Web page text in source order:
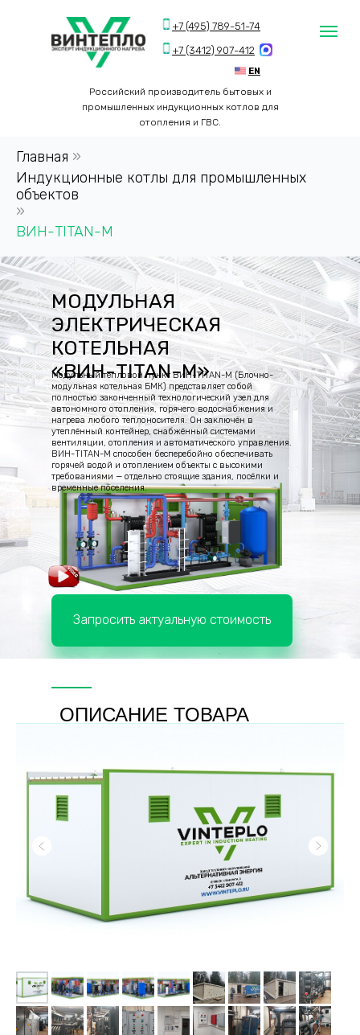
+7 (495) 789-51-74
+7 (3412) 907-412
Российский производитель бытовых и
промышленных индукционных котлов для
отопления и ГВС.
EN
Главная »
Индукционные котлы для промышленных
объектов
»
ВИН-TITAN-M
МОДУЛЬНАЯ
ЭЛЕКТРИЧЕСКАЯ
КОТЕЛЬНАЯ
«ВИН-TITAN-M»
Запросить актуальную стоимость
Модульный тепловой пункт ВИН-TITAN-M (Блочно-
модульная котельная БМК) представляет собой
полностью законченный технологический узел для
автономного отопления, горячего водоснабжения и
нагрева любого теплоносителя. Он заключён в
утеплённый контейнер, снабжённый системами
вентиляции, отопления и автоматического управления.
ВИН-TITAN-M способен бесперебойно обеспечивать
горячей водой и отоплением объекты с высокими
требованиями — отдельно стоящие здания, посёлки и
временные поселения.
ОПИСАНИЕ ТОВАРА